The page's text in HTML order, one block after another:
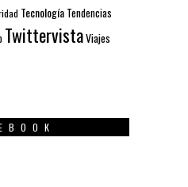
Tecnología Tendencias
TwittervistaViajes